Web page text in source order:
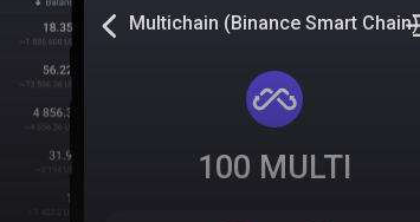
Multichain (Binance Smart Chain)
100 MULTI